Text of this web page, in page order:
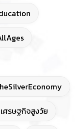
ศรษฐกิจสูงวัย